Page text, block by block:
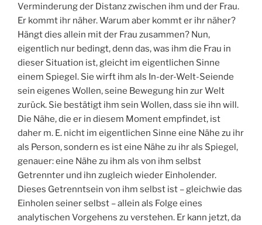
Verminderung der Distanz zwischen ihm und der Frau.
Er kommt ihr näher. Warum aber kommt er ihr näher?
Hängt dies allein mit der Frau zusammen? Nun,
eigentlich nur bedingt, denn das, was ihm die Frau in
dieser Situation ist, gleicht im eigentlichen Sinne
einem Spiegel. Sie wirft ihm als In-der-Welt-Seiende
sein eigenes Wollen, seine Bewegung hin zur Welt
zurück. Sie bestätigt ihm sein Wollen, dass sie ihn will.
Die Nähe, die er in diesem Moment empfindet, ist
daher m. E. nicht im eigentlichen Sinne eine Nähe zu ihr
als Person, sondern es ist eine Nähe zu ihr als Spiegel,
genauer: eine Nähe zu ihm als von ihm selbst
Getrennter und ihn zugleich wieder Einholender.
Dieses Getrenntsein von ihm selbst ist – gleichwie das
Einholen seiner selbst – allein als Folge eines
analytischen Vorgehens zu verstehen. Er kann jetzt, da